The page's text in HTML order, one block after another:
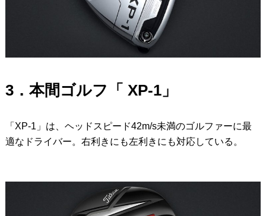
3．本間ゴルフ「 XP-1」
「XP-1」は、ヘッドスピード42m/s未満のゴルファーに最
適なドライバー。右利きにも左利きにも対応している。